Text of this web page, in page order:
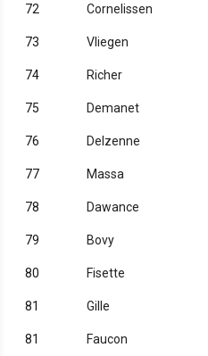
72 Cornelissen
73 Vliegen
74 Richer
75 Demanet
76 Delzenne
77 Massa
78 Dawance
79 Bovy
80 Fisette
81 Gille
81 Faucon